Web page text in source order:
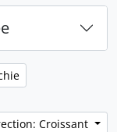
Croissant